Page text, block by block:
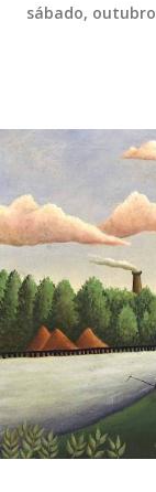
sábado, outubro